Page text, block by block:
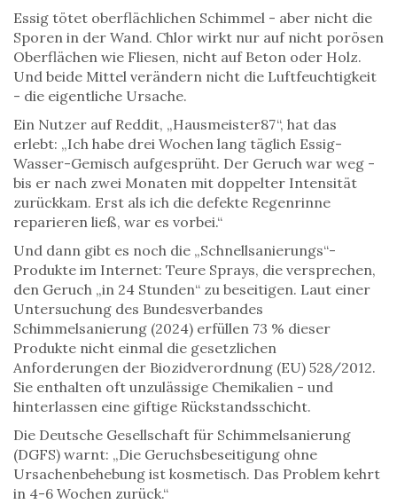
Essig tötet oberflächlichen Schimmel - aber nicht die
Sporen in der Wand. Chlor wirkt nur auf nicht porösen
Oberflächen wie Fliesen, nicht auf Beton oder Holz.
Und beide Mittel verändern nicht die Luftfeuchtigkeit
- die eigentliche Ursache.
Ein Nutzer auf Reddit, „Hausmeister87“, hat das
erlebt: „Ich habe drei Wochen lang täglich Essig-
Wasser-Gemisch aufgesprüht. Der Geruch war weg -
bis er nach zwei Monaten mit doppelter Intensität
zurückkam. Erst als ich die defekte Regenrinne
reparieren ließ, war es vorbei.“
Und dann gibt es noch die „Schnellsanierungs“-
Produkte im Internet: Teure Sprays, die versprechen,
den Geruch „in 24 Stunden“ zu beseitigen. Laut einer
Untersuchung des Bundesverbandes
Schimmelsanierung (2024) erfüllen 73 % dieser
Produkte nicht einmal die gesetzlichen
Anforderungen der Biozidverordnung (EU) 528/2012.
Sie enthalten oft unzulässige Chemikalien - und
hinterlassen eine giftige Rückstandsschicht.
Die Deutsche Gesellschaft für Schimmelsanierung
(DGFS) warnt: „Die Geruchsbeseitigung ohne
Ursachenbehebung ist kosmetisch. Das Problem kehrt
in 4-6 Wochen zurück.“